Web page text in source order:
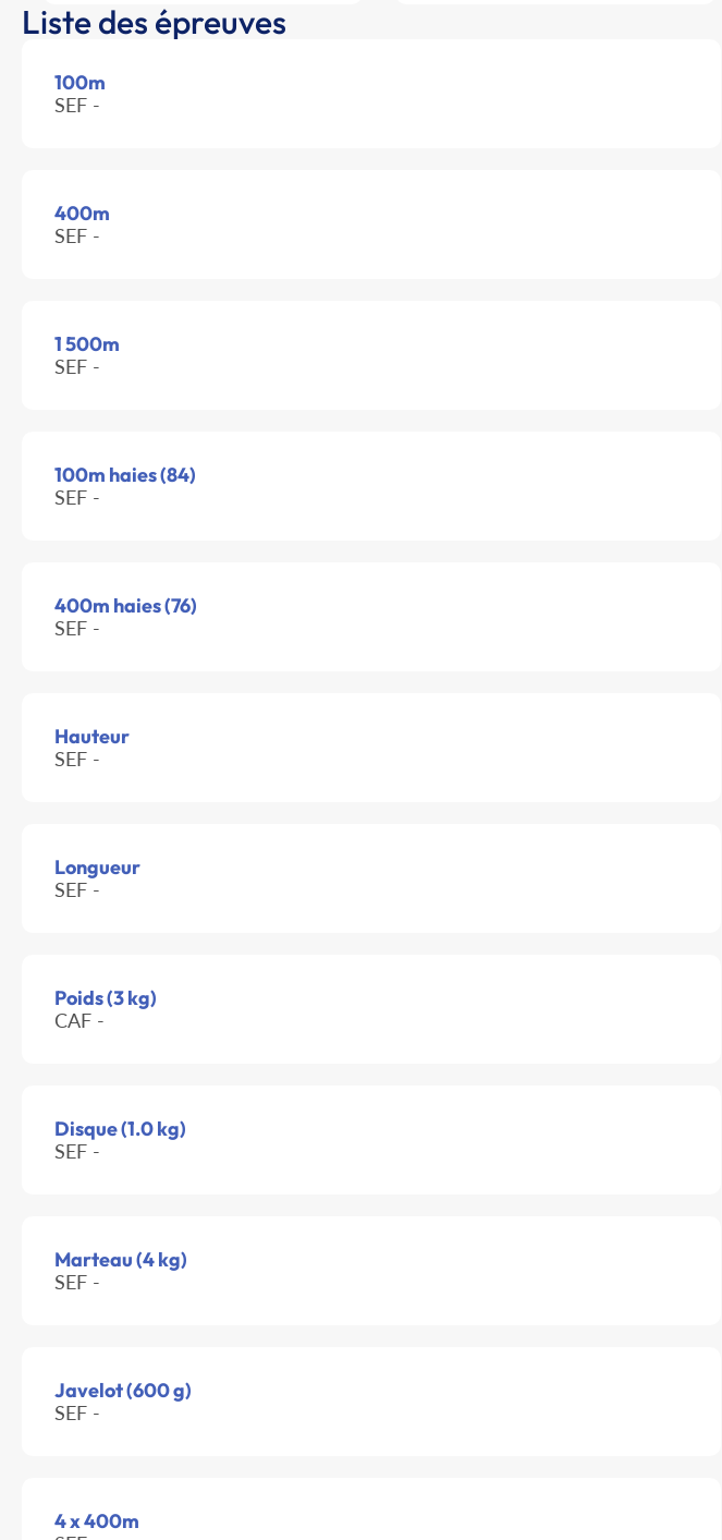
Liste des épreuves
100m
SEF -
400m
SEF -
1 500m
SEF -
100m haies (84)
SEF -
400m haies (76)
SEF -
Hauteur
SEF -
Longueur
SEF -
Poids (3 kg)
CAF -
Disque (1.0 kg)
SEF -
Marteau (4 kg)
SEF -
Javelot (600 g)
SEF -
4 x 400m